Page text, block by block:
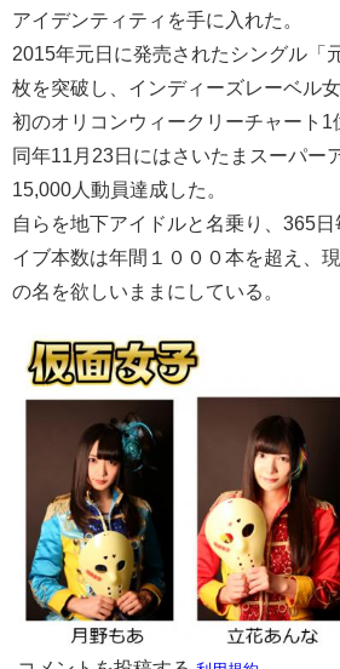
アイデンティティを手に入れた。
2015年元日に発売されたシングル
枚を突破し、インディーズレーベル
初のオリコンウィークリーチャート1
同年11月23日にはさいたまスーパー
15,000人動員達成した。
自らを地下アイドルと名乗り、365
イブ本数は年間１０００本を超え、
の名を欲しいままにしている。